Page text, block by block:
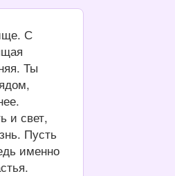
С
Ты
и свет,
Пусть
именно